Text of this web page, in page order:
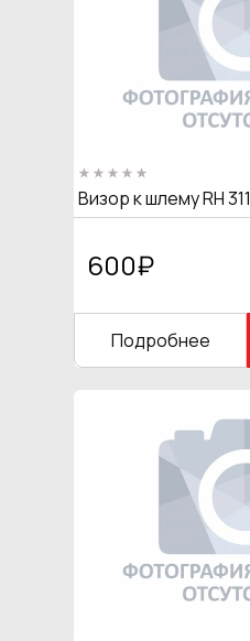
Визор к шлему RH 311
600₽
Подробнее